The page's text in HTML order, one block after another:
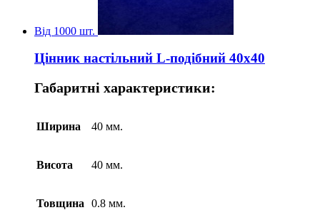
Від 1000 шт.
Цінник настільний L-подібний 40х40
Габаритні характеристики:
Ширина 40 мм.
Висота 40 мм.
Товщина 0.8 мм.